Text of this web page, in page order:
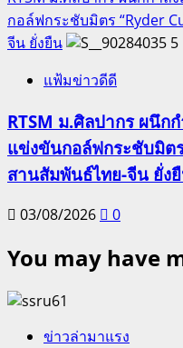
กอล์ฟกระชับมิตร “Ryder
จีน ยั่งยืน
5
แฟ้มข่าวดีดี
RTSM ม.ศิลปากร ผนึก
แข่งขันกอล์ฟกระชับมิต
สานสัมพันธ์ไทย-จีน ยั่ง
03/08/2026 0
You may have
ข่าวล่ามาแรง